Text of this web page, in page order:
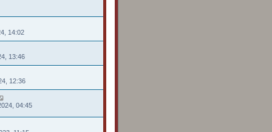
14:02
13:46
12:36
04:45